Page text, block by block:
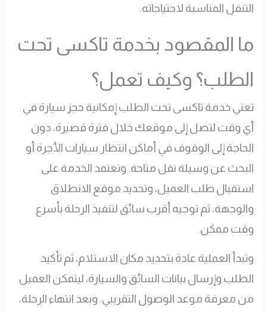
التنقل المناسبة لاحتياجاته.
ما المقصود بخدمة تاكسى تحت
الطلب؟ وكيف تعمل؟
تعني خدمة تاكسى تحت الطلب إمكانية حجز سيارة في
أي وقت لتصل إلى موقعك خلال فترة قصيرة، دون
الحاجة إلى الوقوف في أماكن انتظار سيارات الأجرة أو
البحث عن وسيلة نقل متاحة. وتعتمد الخدمة على
استقبال طلب العميل، وتحديد موقع الانطلاق
والوجهة، ثم توجيه أقرب سائق لتنفيذ الرحلة بأسرع
وقت ممكن.
وتبدأ العملية عادة بتحديد مكان الاستلام، ثم تأكيد
الطلب وإرسال بيانات السائق والسيارة، ليتمكن العميل
من معرفة موعد الوصول التقريبي. وبعد انتهاء الرحلة،